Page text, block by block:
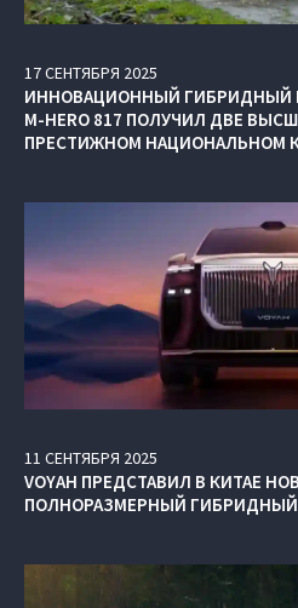
17СЕНТЯБРЯ 2025
ИННОВАЦИОННЫЙ ГИБРИДНЫЙ
M‑HERO 817 ПОЛУЧИЛ ДВЕ
ПРЕСТИЖНОМ НАЦИОНАЛЬНОМ
11 СЕНТЯБРЯ 2025
VOYAH ПРЕДСТАВИЛ В КИТАЕ
ПОЛНОРАЗМЕРНЫЙ